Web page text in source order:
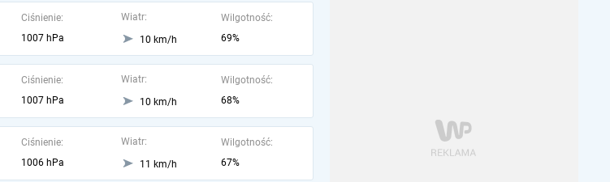
Ciśnienie:
1007 hPa
Wiatr:
10 km/h
Wilgotność:
69%
Ciśnienie:
1007 hPa
Wiatr:
10 km/h
Wilgotność:
68%
Ciśnienie:
1006 hPa
Wiatr:
11 km/h
Wilgotność:
67%